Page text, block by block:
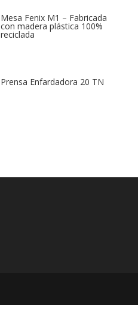
Mesa Fenix M1 – Fabricada
con madera plástica 100%
reciclada
Prensa Enfardadora 20 TN